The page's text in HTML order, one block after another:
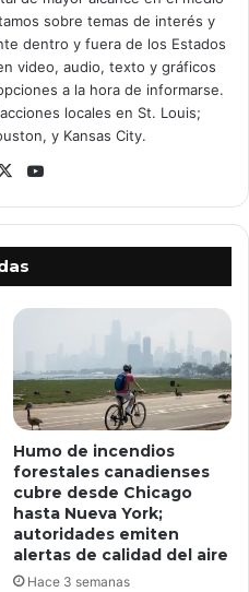
sobre temas de interés y
dentro y fuera de los Estados
video, audio, texto y gráficos
a la hora de informarse.
locales en St. Louis;
y Kansas City.
X
Humo de incendios
forestales canadienses
cubre desde Chicago
hasta Nueva York;
autoridades emiten
alertas de calidad del aire
Hace 3 semanas